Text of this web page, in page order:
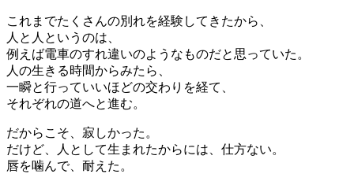
これまでたくさんの別れを経験してきたから、
人と人というのは、
例えば電車のすれ違いのようなものだと思っていた。
人の生きる時間からみたら、
一瞬と行っていいほどの交わりを経て、
それぞれの道へと進む。
だからこそ、寂しかった。
だけど、人として生まれたからには、仕方ない。
唇を噛んで、耐えた。